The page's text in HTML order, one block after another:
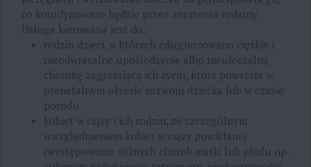
co koordynowane będzie przez asystenta rodziny.
Usługa kierowana jest do:
rodzin dzieci, u których zdiagnozowano ciężkie i
nieodwracalne upośledzenie albo nieuleczalną
chorobę zagrażającą ich życiu, która powstała w
prenatalnym okresie rozwoju dziecka lub w czasie
porodu
kobiet w ciąży i ich rodzin, ze szczególnym
uwzględnieniem kobiet w ciąży powikłanej
(występowanie różnych chorób matki lub płodu np.